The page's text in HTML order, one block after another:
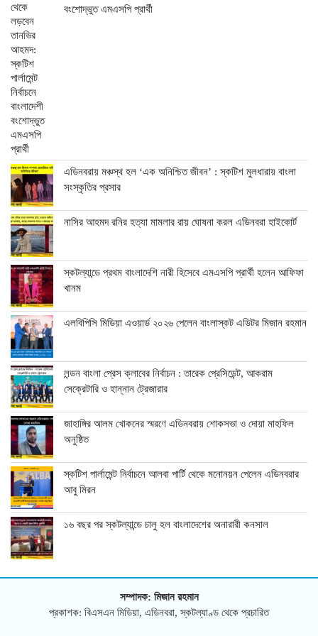
বংশোদ্ভুত এমএসপি প্রার্থী
এডিনবরায় মঞ্চস্থ হল ‘এক অনিশ্চিত জীবন’ : স্কটিশ মুলধারায় বাংলা
সংস্কৃতির প্রসার
নাসির আহমদ রনির হত্যা মামলার রায় ঘোষনা করল এডিনবরা হাইকোর্ট
স্কটল্যান্ডে প্রথম বাংলাদেশি নারী হিসেবে এমএসপি প্রার্থী হলেন আফিফা
খানম
এলবিপিসি মিডিয়া এওয়ার্ড ২০২৬ পেলেন বাংলাস্কট এডিটর মিজান রহমান
লন্ডন বাংলা প্রেস ক্লাবের নির্বাচন : তারেক প্রেসিডেন্ট, আকরাম
সেক্রেটারি ও হান্নান ট্রেজারার
জাহাঙ্গির আলম খোকনের স্মরণে এডিনবরায় শোকসভা ও দোয়া মাহফিল
অনুষ্ঠিত
স্কটিশ পার্লামেন্ট নির্বাচনে আলবা পার্টি থেকে মনোনয়ন পেলেন এডিনবরার
আবু মিরন
১৬ বছর পর স্কটল্যান্ডে চালু হল বাংলাদেশের অনারারী কনসাল
সম্পাদক: মিজান রহমান
প্রকাশক: বিএসএন মিডিয়া, এডিনবরা, স্কটল্যাণ্ড থেকে প্রচারিত